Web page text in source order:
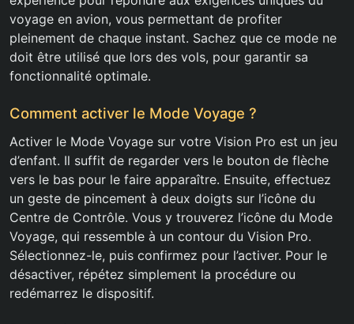
voyage en avion, vous permettant de profiter
pleinement de chaque instant. Sachez que ce mode ne
doit être utilisé que lors des vols, pour garantir sa
fonctionnalité optimale.
Comment activer le Mode Voyage ?
Activer le Mode Voyage sur votre Vision Pro est un jeu
d’enfant. Il suffit de regarder vers le bouton de flèche
vers le bas pour le faire apparaître. Ensuite, effectuez
un geste de pincement à deux doigts sur l’icône du
Centre de Contrôle. Vous y trouverez l’icône du Mode
Voyage, qui ressemble à un contour du Vision Pro.
Sélectionnez-le, puis confirmez pour l’activer. Pour le
désactiver, répétez simplement la procédure ou
redémarrez le dispositif.